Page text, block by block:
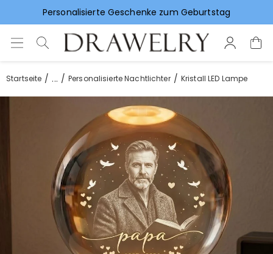
Personalisierte Geschenke zum Geburtstag
Vorlieben für Hochzeitsgeschenke
Startseite ... Personalisierte Nachtlichter Kristall LED Lampe